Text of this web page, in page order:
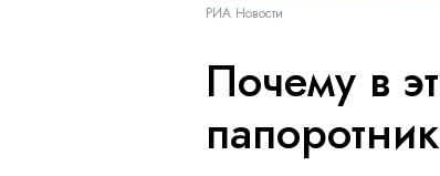
РИА Новости
Почему в
папоротник